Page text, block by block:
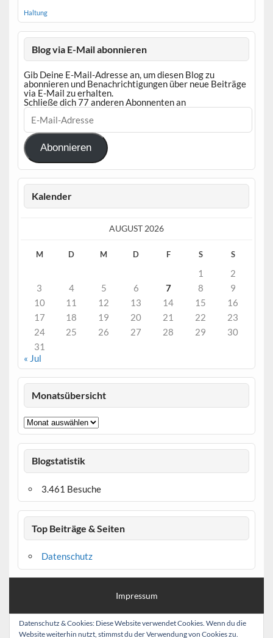
Haltung
Blog via E-Mail abonnieren
Gib Deine E-Mail-Adresse an, um diesen Blog zu
abonnieren und Benachrichtigungen über neue Beiträge
via E-Mail zu erhalten.
Schließe dich 77 anderen Abonnenten an
E-
Mail-
Adresse
Abonnieren
Kalender
AUGUST 2026
M D M D F S S
1
2
3
4 5 6 7 8
9
10
11 12 13 14 15
16
17
18 19 20 21 22
23
24
25 26 27 28 29
30
31
« Jul
Monatsübersicht
Monatsübersicht
Blogstatistik
3.461 Besuche
Top Beiträge & Seiten
Datenschutz
Impressum
Haftungsausschluss (Disclaimer)
Datenschutz & Cookies: Diese Website verwendet Cookies. Wenn du die
Website weiterhin nutzt, stimmst du der Verwendung von Cookies zu.